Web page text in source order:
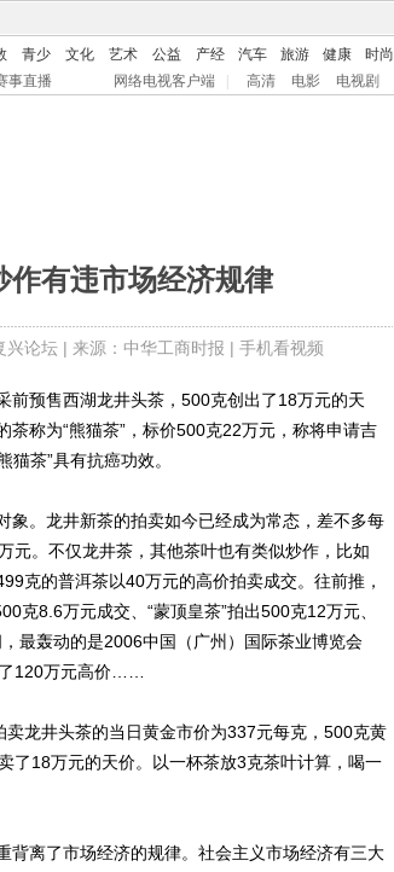
青少 文化 艺术 公益 产经 汽车 旅游 健康 时尚
事直播 网络电视客户端 高清 电影 电视剧
作有违市场经济规律
兴论坛| 来源：中华工商时报 | 手机看视频
预售西湖龙井头茶，500克创出了18万元的天
称为“熊猫茶”，标价500克22万元，称将申请吉
猫茶”具有抗癌功效。
。龙井新茶的拍卖如今已经成为常态，差不多每
元。不仅龙井茶，其他茶叶也有类似炒作，比如
克的普洱茶以40万元的高价拍卖成交。往前推，
克8.6万元成交、“蒙顶皇茶”拍出500克12万元、
最轰动的是2006中国（广州）国际茶业博览会
120万元高价……
龙井头茶的当日黄金市价为337元每克，500克黄
了18万元的天价。以一杯茶放3克茶叶计算，喝一
离了市场经济的规律。社会主义市场经济有三大